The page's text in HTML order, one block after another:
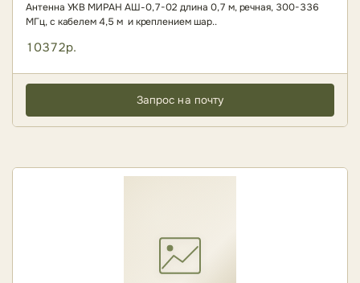
Антенна УКВ МИРАН АШ-0,7-02 длина 0,7 м, речная, 300-336
МГц, с кабелем 4,5 м и креплением шар..
10372р.
Запрос на почту